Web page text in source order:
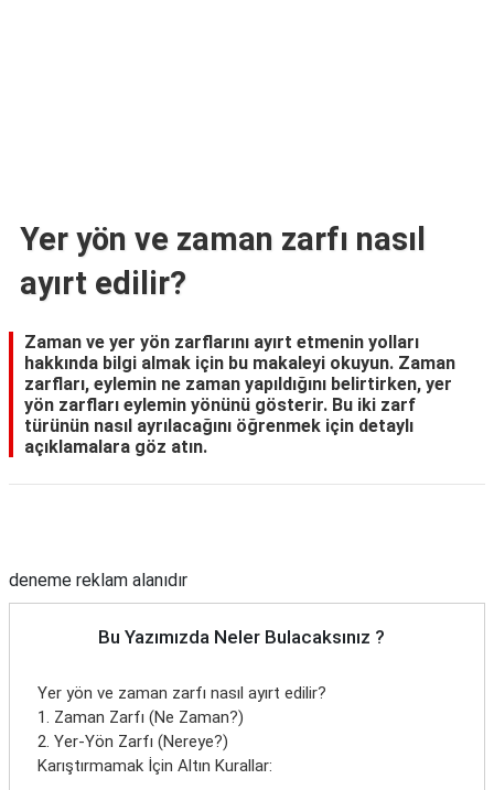
Yer yön ve zaman zarfı nasıl
ayırt edilir?
Zaman ve yer yön zarflarını ayırt etmenin yolları
hakkında bilgi almak için bu makaleyi okuyun. Zaman
zarfları, eylemin ne zaman yapıldığını belirtirken, yer
yön zarfları eylemin yönünü gösterir. Bu iki zarf
türünün nasıl ayrılacağını öğrenmek için detaylı
açıklamalara göz atın.
deneme reklam alanıdır
Bu Yazımızda Neler Bulacaksınız ?
Yer yön ve zaman zarfı nasıl ayırt edilir?
1. Zaman Zarfı (Ne Zaman?)
2. Yer-Yön Zarfı (Nereye?)
Karıştırmamak İçin Altın Kurallar: